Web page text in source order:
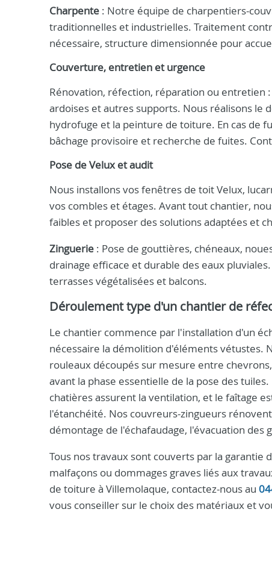
Charpente : Notre équipe de charpentiers-
traditionnelles et industrielles. Traitement
nécessaire, structure dimensionnée pour
Couverture, entretien et urgence
Rénovation, réfection, réparation ou entretien
ardoises et autres supports. Nous réalisons le
hydrofuge et la peinture de toiture. En cas de
bâchage provisoire et recherche de fuites.
Pose de Velux et audit
Nous installons vos fenêtres de toit Velux,
vos combles et étages. Avant tout chantier,
faibles et proposer des solutions adaptées et
Zinguerie : Pose de gouttières, chéneaux,
drainage efficace et durable des eaux pluviales.
terrasses végétalisées et balcons.
Déroulement type d'un chantier de
Le chantier commence par l'installation d'un
nécessaire la démolition d'éléments vétustes.
rouleaux découpés sur mesure entre
avant la phase essentielle de la pose des
chatières assurent la ventilation, et le faîtage
l'étanchéité. Nos couvreurs-zingueurs
démontage de l'échafaudage, l'évacuation
Tous nos travaux sont couverts par la
malfaçons ou dommages graves liés aux
de toiture à Villemolaque, contactez-nous au
vous conseiller sur le choix des matériaux et